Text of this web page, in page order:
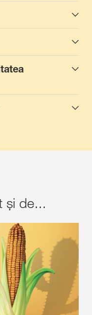
și de...